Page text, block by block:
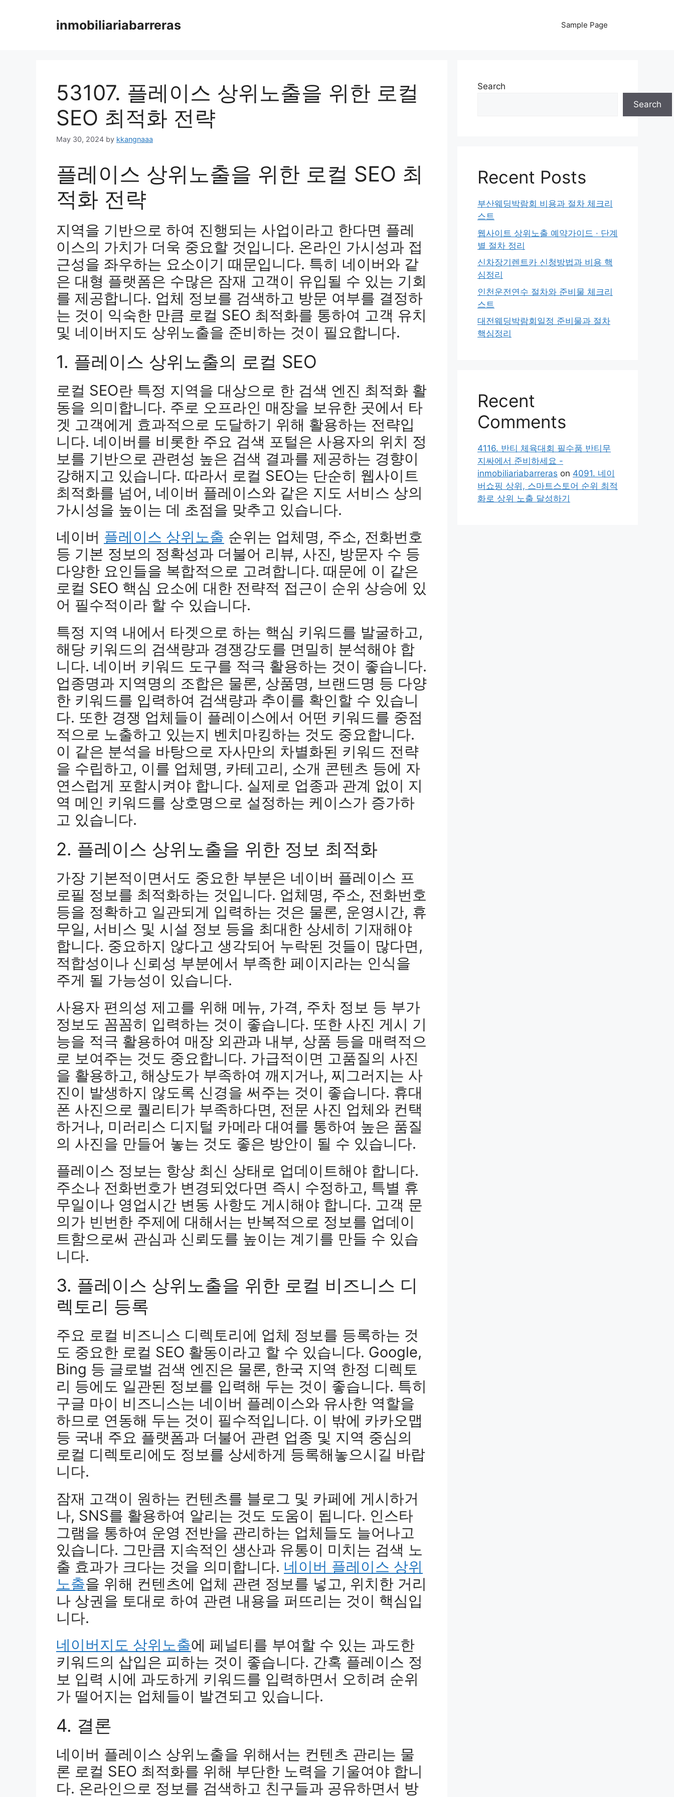
inmobiliariabarreras Sample Page
53107. 플레이스 상위노출을 위한 로컬
SEO 최적화 전략
May 30, 2024 by kkangnaaa
플레이스 상위노출을 위한 로컬 SEO 최
적화 전략
지역을 기반으로 하여 진행되는 사업이라고 한다면 플레
이스의 가치가 더욱 중요할 것입니다. 온라인 가시성과 접
근성을 좌우하는 요소이기 때문입니다. 특히 네이버와 같
은 대형 플랫폼은 수많은 잠재 고객이 유입될 수 있는 기회
를 제공합니다. 업체 정보를 검색하고 방문 여부를 결정하
는 것이 익숙한 만큼 로컬 SEO 최적화를 통하여 고객 유치
및 네이버지도 상위노출을 준비하는 것이 필요합니다.
1. 플레이스 상위노출의 로컬 SEO
로컬 SEO란 특정 지역을 대상으로 한 검색 엔진 최적화 활
동을 의미합니다. 주로 오프라인 매장을 보유한 곳에서 타
겟 고객에게 효과적으로 도달하기 위해 활용하는 전략입
니다. 네이버를 비롯한 주요 검색 포털은 사용자의 위치 정
보를 기반으로 관련성 높은 검색 결과를 제공하는 경향이
강해지고 있습니다. 따라서 로컬 SEO는 단순히 웹사이트
최적화를 넘어, 네이버 플레이스와 같은 지도 서비스 상의
가시성을 높이는 데 초점을 맞추고 있습니다.
네이버 플레이스 상위노출 순위는 업체명, 주소, 전화번호
등 기본 정보의 정확성과 더불어 리뷰, 사진, 방문자 수 등
다양한 요인들을 복합적으로 고려합니다. 때문에 이 같은
로컬 SEO 핵심 요소에 대한 전략적 접근이 순위 상승에 있
어 필수적이라 할 수 있습니다.
특정 지역 내에서 타겟으로 하는 핵심 키워드를 발굴하고,
해당 키워드의 검색량과 경쟁강도를 면밀히 분석해야 합
니다. 네이버 키워드 도구를 적극 활용하는 것이 좋습니다.
업종명과 지역명의 조합은 물론, 상품명, 브랜드명 등 다양
한 키워드를 입력하여 검색량과 추이를 확인할 수 있습니
다. 또한 경쟁 업체들이 플레이스에서 어떤 키워드를 중점
적으로 노출하고 있는지 벤치마킹하는 것도 중요합니다.
이 같은 분석을 바탕으로 자사만의 차별화된 키워드 전략
을 수립하고, 이를 업체명, 카테고리, 소개 콘텐츠 등에 자
연스럽게 포함시켜야 합니다. 실제로 업종과 관계 없이 지
역 메인 키워드를 상호명으로 설정하는 케이스가 증가하
고 있습니다.
2. 플레이스 상위노출을 위한 정보 최적화
가장 기본적이면서도 중요한 부분은 네이버 플레이스 프
로필 정보를 최적화하는 것입니다. 업체명, 주소, 전화번호
등을 정확하고 일관되게 입력하는 것은 물론, 운영시간, 휴
무일, 서비스 및 시설 정보 등을 최대한 상세히 기재해야
합니다. 중요하지 않다고 생각되어 누락된 것들이 많다면,
적합성이나 신뢰성 부분에서 부족한 페이지라는 인식을
주게 될 가능성이 있습니다.
사용자 편의성 제고를 위해 메뉴, 가격, 주차 정보 등 부가
정보도 꼼꼼히 입력하는 것이 좋습니다. 또한 사진 게시 기
능을 적극 활용하여 매장 외관과 내부, 상품 등을 매력적으
로 보여주는 것도 중요합니다. 가급적이면 고품질의 사진
을 활용하고, 해상도가 부족하여 깨지거나, 찌그러지는 사
진이 발생하지 않도록 신경을 써주는 것이 좋습니다. 휴대
폰 사진으로 퀄리티가 부족하다면, 전문 사진 업체와 컨택
하거나, 미러리스 디지털 카메라 대여를 통하여 높은 품질
의 사진을 만들어 놓는 것도 좋은 방안이 될 수 있습니다.
플레이스 정보는 항상 최신 상태로 업데이트해야 합니다.
주소나 전화번호가 변경되었다면 즉시 수정하고, 특별 휴
무일이나 영업시간 변동 사항도 게시해야 합니다. 고객 문
의가 빈번한 주제에 대해서는 반복적으로 정보를 업데이
트함으로써 관심과 신뢰도를 높이는 계기를 만들 수 있습
니다.
3. 플레이스 상위노출을 위한 로컬 비즈니스 디
렉토리 등록
주요 로컬 비즈니스 디렉토리에 업체 정보를 등록하는 것
도 중요한 로컬 SEO 활동이라고 할 수 있습니다. Google,
Bing 등 글로벌 검색 엔진은 물론, 한국 지역 한정 디렉토
리 등에도 일관된 정보를 입력해 두는 것이 좋습니다. 특히
구글 마이 비즈니스는 네이버 플레이스와 유사한 역할을
하므로 연동해 두는 것이 필수적입니다. 이 밖에 카카오맵
등 국내 주요 플랫폼과 더불어 관련 업종 및 지역 중심의
로컬 디렉토리에도 정보를 상세하게 등록해놓으시길 바랍
니다.
잠재 고객이 원하는 컨텐츠를 블로그 및 카페에 게시하거
나, SNS를 활용하여 알리는 것도 도움이 됩니다. 인스타
그램을 통하여 운영 전반을 관리하는 업체들도 늘어나고
있습니다. 그만큼 지속적인 생산과 유통이 미치는 검색 노
출 효과가 크다는 것을 의미합니다. 네이버 플레이스 상위
노출을 위해 컨텐츠에 업체 관련 정보를 넣고, 위치한 거리
나 상권을 토대로 하여 관련 내용을 퍼뜨리는 것이 핵심입
니다.
네이버지도 상위노출에 페널티를 부여할 수 있는 과도한
키워드의 삽입은 피하는 것이 좋습니다. 간혹 플레이스 정
보 입력 시에 과도하게 키워드를 입력하면서 오히려 순위
가 떨어지는 업체들이 발견되고 있습니다.
4. 결론
네이버 플레이스 상위노출을 위해서는 컨텐츠 관리는 물
론 로컬 SEO 최적화를 위해 부단한 노력을 기울여야 합니
다. 온라인으로 정보를 검색하고 친구들과 공유하면서 방
Search
Search
Recent Posts
부산웨딩박람회 비용과 절차 체크리
스트
웹사이트 상위노출 예약가이드 · 단계
별 절차 정리
신차장기렌트카 신청방법과 비용 핵
심정리
인천운전연수 절차와 준비물 체크리
스트
대전웨딩박람회일정 준비물과 절차
핵심정리
Recent
Comments
4116. 반티 체육대회 필수품 반티무
지싸에서 준비하세요 -
inmobiliariabarreras on 4091. 네이
버쇼핑 상위, 스마트스토어 순위 최적
화로 상위 노출 달성하기